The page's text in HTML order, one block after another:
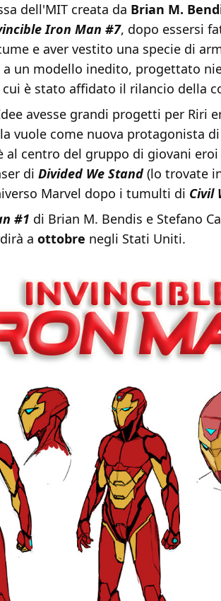
dell'MIT creata da Brian M.
Iron Man #7, dopo essersi
e aver vestito una specie di
a un modello inedito, progettato
cui è stato affidato il rilancio della
avesse grandi progetti per Riri
vuole come nuova protagonista
al centro del gruppo di giovani
di Divided We Stand(lo trovate
Marvel dopo i tumulti di Civil
#1 di Brian M. Bendis e Stefano
a ottobre negli Stati Uniti.